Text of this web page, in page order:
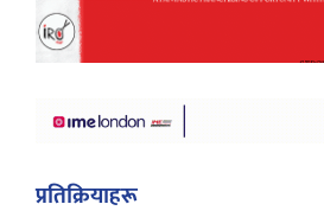
प्रतिक्रियाहरू